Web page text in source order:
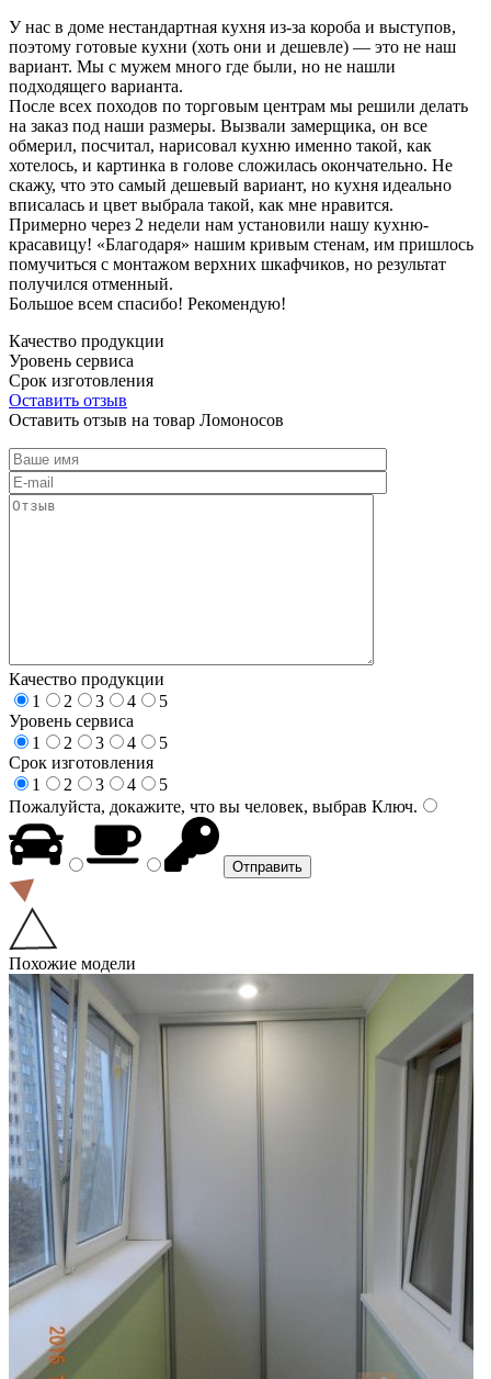
У нас в доме нестандартная кухня из-за короба и выступов,
поэтому готовые кухни (хоть они и дешевле) — это не наш
вариант. Мы с мужем много где были, но не нашли
подходящего варианта.
После всех походов по торговым центрам мы решили делать
на заказ под наши размеры. Вызвали замерщика, он все
обмерил, посчитал, нарисовал кухню именно такой, как
хотелось, и картинка в голове сложилась окончательно. Не
скажу, что это самый дешевый вариант, но кухня идеально
вписалась и цвет выбрала такой, как мне нравится.
Примерно через 2 недели нам установили нашу кухню-
красавицу! «Благодаря» нашим кривым стенам, им пришлось
помучиться с монтажом верхних шкафчиков, но результат
получился отменный.
Большое всем спасибо! Рекомендую!
Качество продукции
Уровень сервиса
Срок изготовления
Оставить отзыв
Оставить отзыв на товар Ломоносов
Качество продукции
1
2 3 4
5
Уровень сервиса
1
2 3 4
5
Срок изготовления
1
2 3 4
5
Пожалуйста, докажите, что вы человек, выбрав Ключ.
Похожие модели